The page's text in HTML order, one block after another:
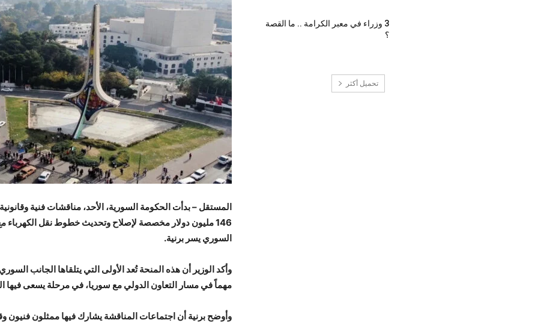
المستقل – بدأت الحكومة السورية، الأحد، مناقشات فنية
146 مليون دولار مخصصة لإصلاح وتحديث خطوط نقل الكهرباء
السوري يسر برنية.
وأكد الوزير أن هذه المنحة تُعد الأولى التي يتلقاها الجانب
مهماً في مسار التعاون الدولي مع سوريا، في مرحلة يسعى فيها
وأوضح برنية أن اجتماعات المناقشة يشارك فيها ممثلون فنيون
3 وزراء في معبر الكرامة .. ما القصة
؟
تحميل أكثر